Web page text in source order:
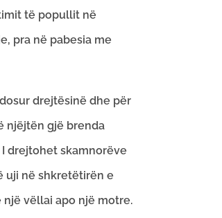
të popullit në
pra në pabesia me
drejtësinë dhe për
njëjtën gjë brenda
drejtohet skamnorëve
uji në shkretëtirën e
vëllai apo një motre.